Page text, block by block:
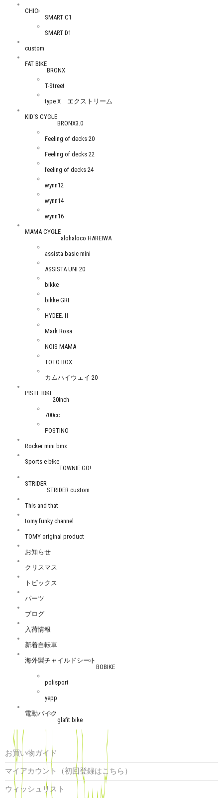
CHIC
SMART C1
SMART D1
custom
FAT BIKE
BRONX
T-Street
type X エクストリーム
KID'S CYCLE
BRONX3.0
Feeling of decks 20
Feeling of decks 22
feeling of decks 24
wynn12
wynn14
wynn16
MAMA CYCLE
alohaloco HAREIWA
assista basic mini
ASSISTA UNI 20
bikke
bikke GRI
HYDEE.Ⅱ
Mark Rosa
NOIS MAMA
TOTO BOX
カムハイウェイ 20
PISTE BIKE
20inch
700cc
POSTINO
Rocker mini bmx
Sports e-bike
TOWNIE GO!
STRIDER
STRIDER custom
This and that
tomy funky channel
TOMY original product
お知らせ
クリスマス
トピックス
パーツ
ブログ
入荷情報
新着自転車
海外製チャイルドシート
BOBIKE
polisport
yepp
電動バイク
glafit bike
お買い物ガイド
マイアカウント（初回登録はこちら）
ウィッシュリスト